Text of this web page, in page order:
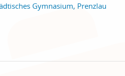
Gymnasium, Prenzlau